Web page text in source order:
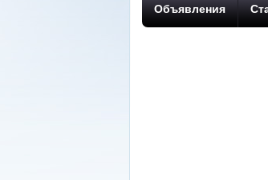
Объявления